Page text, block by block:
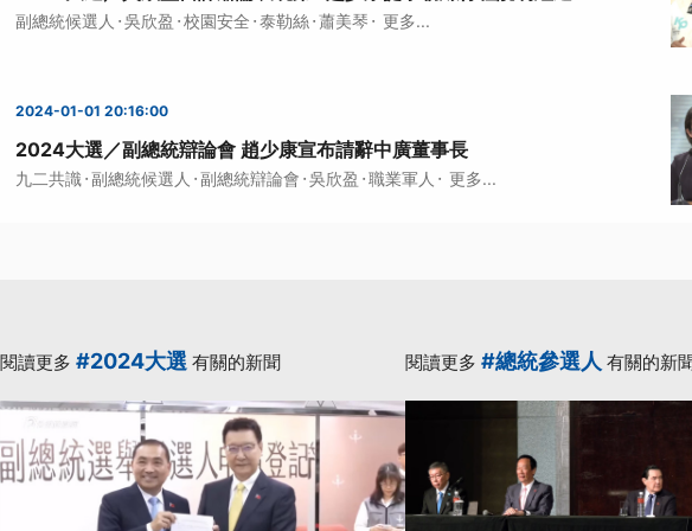
副總統候選人 ·吳欣盈 ·校園安全 ·泰勒絲·蕭美琴 · 更多...
2024-01-01 20:16:00
2024大選／副總統辯論會 趙少康宣布請辭中廣董事長
九二共識 ·副總統候選人 ·副總統辯論會 ·吳欣盈 ·職業軍人 · 更多...
閱讀更多 #2024大選 有關的新聞 閱讀更多 #總統參選人 有關的新